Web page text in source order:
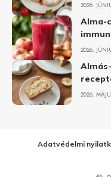
2026.
Alma-
2026.
2026.
Adatvédelmi